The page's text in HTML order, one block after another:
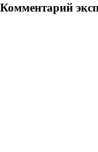
Комментарий